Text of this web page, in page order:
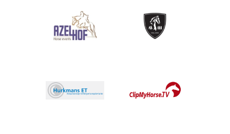
Afbeelding Afbeelding
Afbeelding